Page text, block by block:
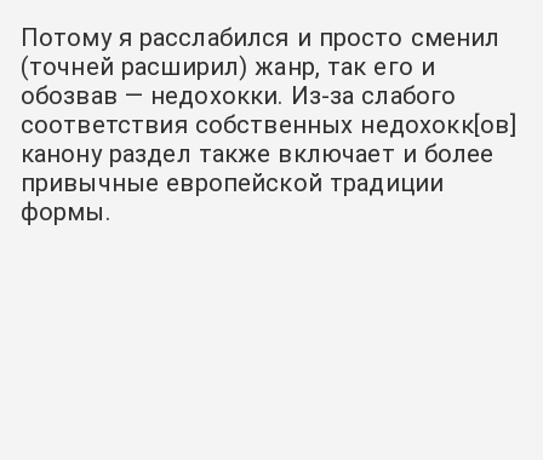
Потому я расслабился и просто сменил
(точней расширил) жанр, так его и
обозвав — недохокки. Из-за слабого
соответствия собственных недохокк[ов]
канонураздел также включает и более
привычные европейской традиции
формы.